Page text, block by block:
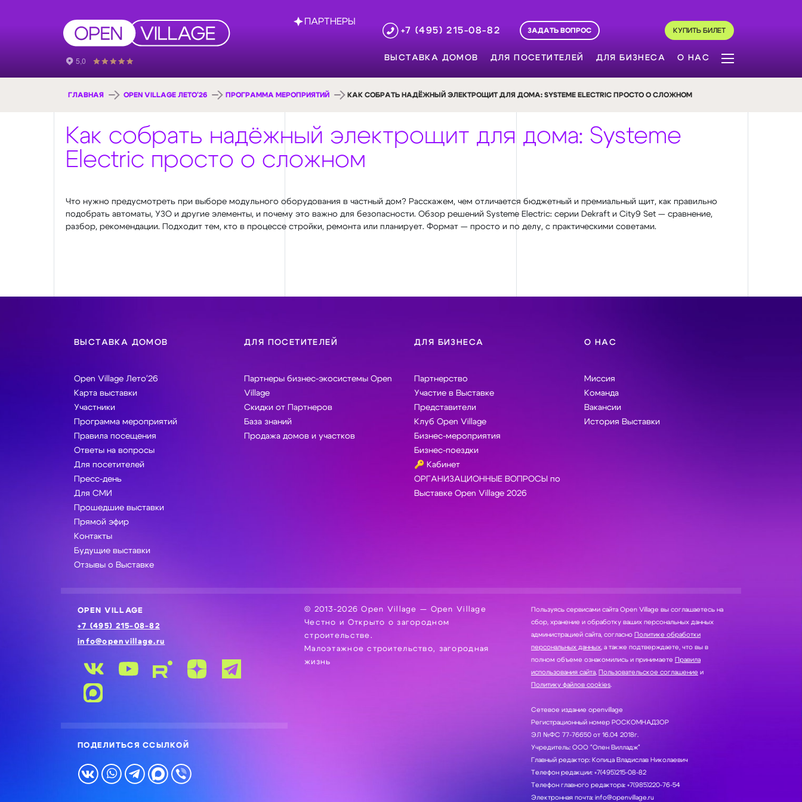
ПАРТНЕРЫ
+7 (495) 215-08-82
ЗАДАТЬ ВОПРОС КУПИТЬ БИЛЕТ
ВЫСТАВКА ДОМОВ ДЛЯ ПОСЕТИТЕЛЕЙ ДЛЯ БИЗНЕСА О НАС
ГЛАВНАЯ OPEN VILLAGE ЛЕТО'26 ПРОГРАММА МЕРОПРИЯТИЙ КАК СОБРАТЬ НАДЁЖНЫЙ ЭЛЕКТРОЩИТ ДЛЯ ДОМА: SYSTEME ELECTRIC ПРОСТО О СЛОЖНОМ
Как собрать надёжный электрощит для дома: Systeme
Electric просто о сложном
Что нужно предусмотреть при выборе модульного оборудования в частный дом? Расскажем, чем отличается бюджетный и премиальный щит, как правильно
подобрать автоматы, УЗО и другие элементы, и почему это важно для безопасности. Обзор решений Systeme Electric: серии Dekraft и City9 Set — сравнение,
разбор, рекомендации. Подходит тем, кто в процессе стройки, ремонта или планирует. Формат — просто и по делу, с практическими советами.
ВЫСТАВКА ДОМОВ
Open Village Лето'26
Карта выставки
Участники
Программа мероприятий
Правила посещения
Ответы на вопросы
Для посетителей
Пресс-день
Для СМИ
Прошедшие выставки
Прямой эфир
Контакты
Будущие выставки
Отзывы о Выставке
ДЛЯ ПОСЕТИТЕЛЕЙ
Партнеры бизнес-экосистемы Open
Village
Скидки от Партнеров
База знаний
Продажа домов и участков
ДЛЯ БИЗНЕСА
Партнерство
Участие в Выставке
Представители
Клуб Open Village
Бизнес-мероприятия
Бизнес-поездки
🔑 Кабинет
ОРГАНИЗАЦИОННЫЕ ВОПРОСЫ по
Выставке Open Village 2026
О НАС
Миссия
Команда
Вакансии
История Выставки
OPEN VILLAGE
+7 (495) 215-08-82
info@openvillage.ru
ПОДЕЛИТЬСЯ ССЫЛКОЙ
© 2013-2026 Open Village — Open Village
Честно и Открыто о загородном
строительстве.
Малоэтажное строительство, загородная
жизнь
Пользуясь сервисами сайта Open Village вы соглашаетесь на
сбор, хранение и обработку ваших персональных данных
администрацией сайта, согласно Политике обработки
персональных данных , а также подтверждаете, что вы в
полном объеме ознакомились и принимаете Правила
использования сайта Пользовательское соглашение и
Политику файлов cookies.
Сетевое издание openvillage
Регистрационный номер РОСКОМНАДЗОР
ЭЛ №ФС 77-76650 от 16.04 2018г.
Учредитель: ООО "Опен Вилладж"
Главный редактор: Копица Владислав Николаевич
Телефон редакции: +7(495)215-08-82
Телефон главного редактора: +7(985)220-76-54
Электронная почта: info@openvillage.ru